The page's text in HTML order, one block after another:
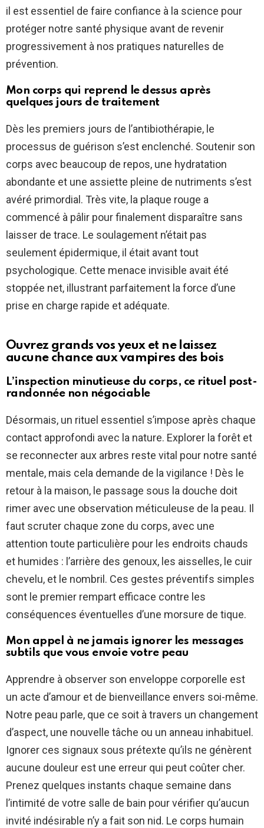
il est essentiel de faire confiance à la science pour
protéger notre santé physique avant de revenir
progressivement à nos pratiques naturelles de
prévention.
Mon corps qui reprend le dessus après
quelques jours de traitement
Dès les premiers jours de l’antibiothérapie, le
processus de guérison s’est enclenché. Soutenir son
corps avec beaucoup de repos, une hydratation
abondante et une assiette pleine de nutriments s’est
avéré primordial. Très vite, la plaque rouge a
commencé à pâlir pour finalement disparaître sans
laisser de trace. Le soulagement n’était pas
seulement épidermique, il était avant tout
psychologique. Cette menace invisible avait été
stoppée net, illustrant parfaitement la force d’une
prise en charge rapide et adéquate.
Ouvrez grands vos yeux et ne laissez
aucune chance aux vampires des bois
L’inspection minutieuse du corps, ce rituel post-
randonnée non négociable
Désormais, un rituel essentiel s’impose après chaque
contact approfondi avec la nature. Explorer la forêt et
se reconnecter aux arbres reste vital pour notre santé
mentale, mais cela demande de la vigilance ! Dès le
retour à la maison, le passage sous la douche doit
rimer avec une observation méticuleuse de la peau. Il
faut scruter chaque zone du corps, avec une
attention toute particulière pour les endroits chauds
et humides : l’arrière des genoux, les aisselles, le cuir
chevelu, et le nombril. Ces gestes préventifs simples
sont le premier rempart efficace contre les
conséquences éventuelles d’une morsure de tique.
Mon appel à ne jamais ignorer les messages
subtils que vous envoie votre peau
Apprendre à observer son enveloppe corporelle est
un acte d’amour et de bienveillance envers soi-même.
Notre peau parle, que ce soit à travers un changement
d’aspect, une nouvelle tâche ou un anneau inhabituel.
Ignorer ces signaux sous prétexte qu’ils ne génèrent
aucune douleur est une erreur qui peut coûter cher.
Prenez quelques instants chaque semaine dans
l’intimité de votre salle de bain pour vérifier qu’aucun
invité indésirable n’y a fait son nid. Le corps humain